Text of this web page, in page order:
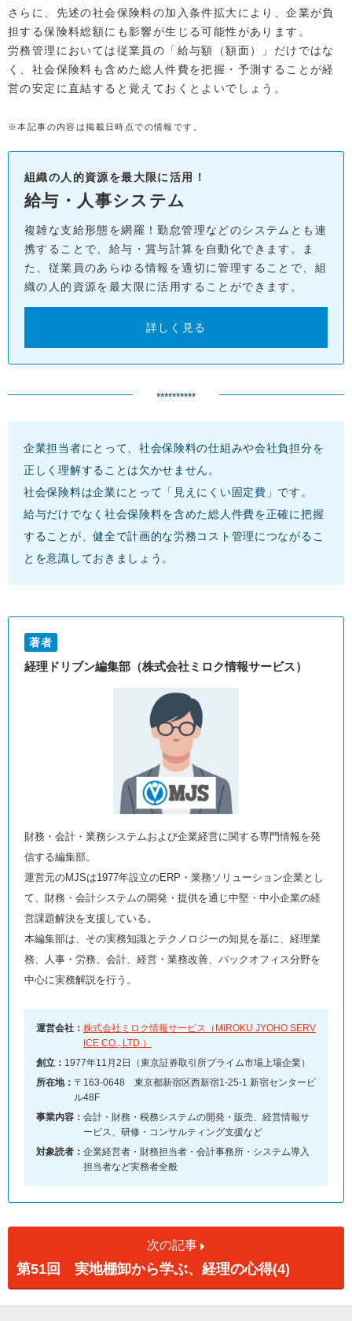
さらに、先述の社会保険料の加入条件拡大により、企業が負
担する保険料総額にも影響が生じる可能性があります。
労務管理においては従業員の「給与額（額面）」だけではな
く、社会保険料も含めた総人件費を把握・予測することが経
営の安定に直結すると覚えておくとよいでしょう。
※本記事の内容は掲載日時点での情報です。
組織の人的資源を最大限に活用！
給与・人事システム
複雑な支給形態を網羅！勤怠管理などのシステムとも連
携することで、給与・賞与計算を自動化できます。ま
た、従業員のあらゆる情報を適切に管理することで、組
織の人的資源を最大限に活用することができます。
詳しく見る
**********
企業担当者にとって、社会保険料の仕組みや会社負担分を
正しく理解することは欠かせません。
社会保険料は企業にとって「見えにくい固定費」です。
給与だけでなく社会保険料を含めた総人件費を正確に把握
することが、健全で計画的な労務コスト管理につながるこ
とを意識しておきましょう。
著者
経理ドリブン編集部（株式会社ミロク情報サービス）
財務・会計・業務システムおよび企業経営に関する専門情報を発
信する編集部。
運営元のMJSは1977年設立のERP・業務ソリューション企業とし
て、財務・会計システムの開発・提供を通じ中堅・中小企業の経
営課題解決を支援している。
本編集部は、その実務知識とテクノロジーの知見を基に、経理業
務、人事・労務、会計、経営・業務改善、バックオフィス分野を
中心に実務解説を行う。
運営会社： 株式会社ミロク情報サービス（MIROKU JYOHO SERV
ICE CO., LTD.）
創立： 1977年11月2日（東京証券取引所プライム市場上場企業）
所在地： 〒163-0648 東京都新宿区西新宿1-25-1 新宿センタービ
ル48F
事業内容： 会計・財務・税務システムの開発・販売、経営情報サ
ービス、研修・コンサルティング支援など
対象読者： 企業経営者・財務担当者・会計事務所・システム導入
担当者など実務者全般
次の記事
第51回 実地棚卸から学ぶ、経理の心得(4)